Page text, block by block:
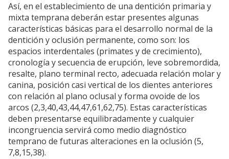
Así, en el establecimiento de una dentición primaria y
mixta temprana deberán estar presentes algunas
características básicas para el desarrollo normal de la
dentición y oclusión permanente, como son: los
espacios interdentales (primates y de crecimiento),
cronología y secuencia de erupción, leve sobremordida,
resalte, plano terminal recto, adecuada relación molar y
canina, posición casi vertical de los dientes anteriores
con relación al plano oclusal y forma ovoide de los
arcos (2,3,40,43,44,47,61,62,75). Estas características
deben presentarse equilibradamente y cualquier
incongruencia servirá como medio diagnóstico
temprano de futuras alteraciones en la oclusión (5,
7,8,15,38).